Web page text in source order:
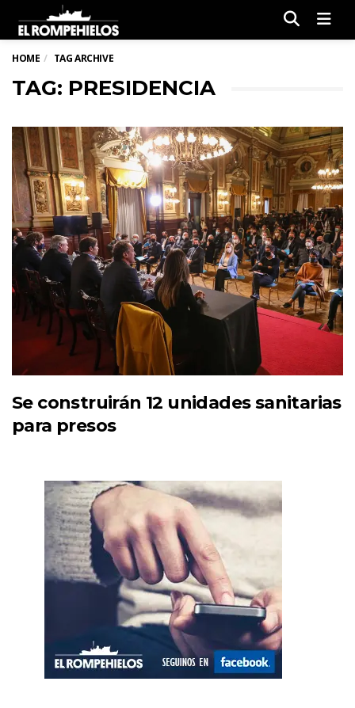
HOME TAG ARCHIVE
TAG: PRESIDENCIA
Se construirán 12 unidades sanitarias
para presos